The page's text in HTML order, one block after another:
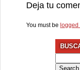
Deja tu
You must be logged
for: